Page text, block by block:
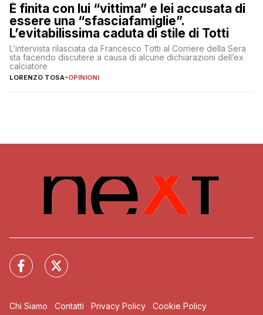
È finita con lui “vittima” e lei accusata di
essere una “sfasciafamiglie”.
L’evitabilissima caduta di stile di Totti
L’intervista rilasciata da Francesco Totti al Corriere della Sera
sta facendo discutere a causa di alcune dichiarazioni dell’ex
calciatore
LORENZO TOSA-OPINIONI
Chi Siamo Contatti Privacy Policy Cookie Policy